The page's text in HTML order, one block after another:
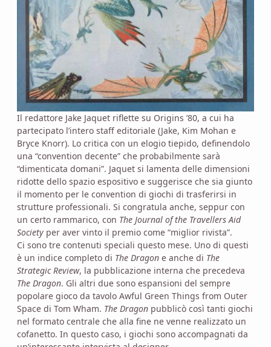
Il redattore Jake Jaquet riflette su Origins ’80, a cui ha
partecipato l’intero staff editoriale (Jake, Kim Mohan e
Bryce Knorr). Lo critica con un elogio tiepido, definendolo
una “convention decente” che probabilmente sarà
“dimenticata domani”. Jaquet si lamenta delle dimensioni
ridotte dello spazio espositivo e suggerisce che sia giunto
il momento per le convention di giochi di trasferirsi in
strutture professionali. Si congratula anche, seppur con
un certo rammarico, con The Journal of the Travellers Aid
Society per aver vinto il premio come “miglior rivista”.
Ci sono tre contenuti speciali questo mese. Uno di questi
è un indice completo di The Dragon e anche di The
Strategic Review, la pubblicazione interna che precedeva
The Dragon. Gli altri due sono espansioni del sempre
popolare gioco da tavolo Awful Green Things from Outer
Space di Tom Wham. The Dragon pubblicò così tanti giochi
nel formato centrale che alla fine ne venne realizzato un
cofanetto. In questo caso, i giochi sono accompagnati da